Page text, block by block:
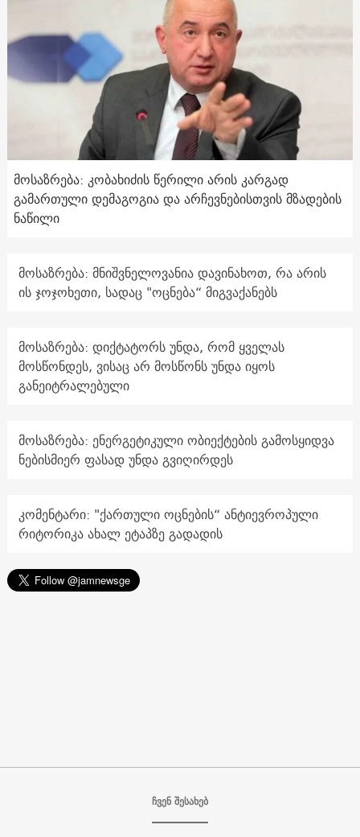
მოსაზრება: კობახიძის წერილი არის კარგად
გამართული დემაგოგია და არჩევნებისთვის მზადების
ნაწილი
მოსაზრება: მნიშვნელოვანია დავინახოთ, რა არის
ის ჯოჯოხეთი, სადაც "ოცნება“ მიგვაქანებს
მოსაზრება: დიქტატორს უნდა, რომ ყველას
მოსწონდეს, ვისაც არ მოსწონს უნდა იყოს
განეიტრალებული
მოსაზრება: ენერგეტიკული ობიექტების გამოსყიდვა
ნებისმიერ ფასად უნდა გვიღირდეს
კომენტარი: "ქართული ოცნების“ ანტიევროპული
რიტორიკა ახალ ეტაპზე გადადის
ჩვენ შესახებ